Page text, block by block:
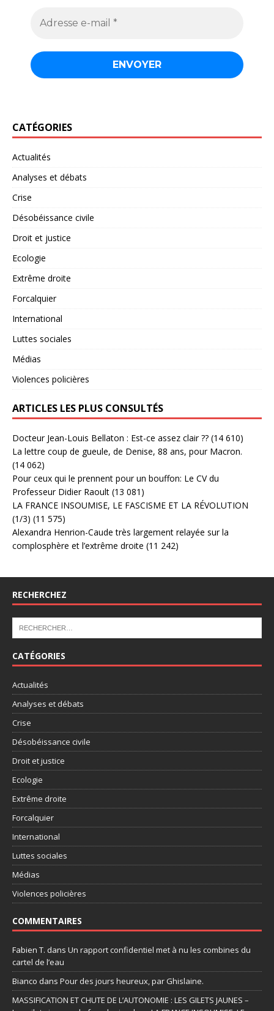
CATÉGORIES
Actualités
Analyses et débats
Crise
Désobéissance civile
Droit et justice
Ecologie
Extrême droite
Forcalquier
International
Luttes sociales
Médias
Violences policières
ARTICLES LES PLUS CONSULTÉS
Docteur Jean-Louis Bellaton : Est-ce assez clair ?? (14 610)
La lettre coup de gueule, de Denise, 88 ans, pour Macron.
(14 062)
Pour ceux qui le prennent pour un bouffon: Le CV du
Professeur Didier Raoult (13 081)
LA FRANCE INSOUMISE, LE FASCISME ET LA RÉVOLUTION
(1/3) (11 575)
Alexandra Henrion-Caude très largement relayée sur la
complosphère et l’extrême droite (11 242)
RECHERCHEZ
CATÉGORIES
Actualités
Analyses et débats
Crise
Désobéissance civile
Droit et justice
Ecologie
Extrême droite
Forcalquier
International
Luttes sociales
Médias
Violences policières
COMMENTAIRES
Fabien T. dans Un rapport confidentiel met à nu les combines du
cartel de l’eau
Bianco dans Pour des jours heureux, par Ghislaine.
MASSIFICATION ET CHUTE DE L’AUTONOMIE : LES GILETS JAUNES –